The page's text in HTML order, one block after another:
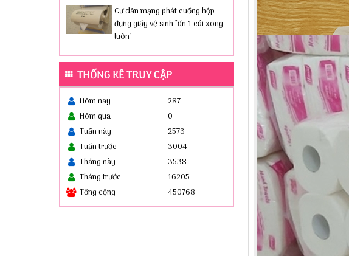
Cư dân mạng phát cuồng hộp
đựng giấy vệ sinh "ấn 1 cái xong
luôn"
THỐNG KÊ TRUY CẬP
Hôm nay
287
Hôm qua
0
Tuần này
2573
Tuần trước
3004
Tháng này
3538
Tháng trước
16205
Tổng cộng
450768